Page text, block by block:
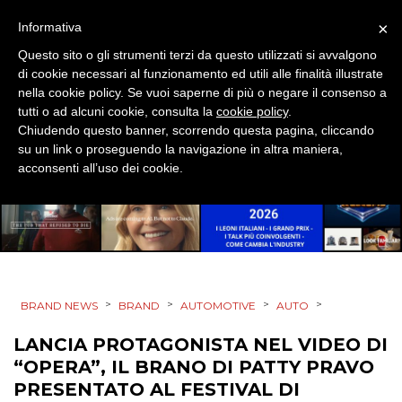
OPINIONI
BRAND NEWS > BRAND > AUTOMOTIVE > AUTO >
LANCIA PROTAGONISTA NEL VIDEO DI
“OPERA”, IL BRANO DI PATTY PRAVO
PRESENTATO AL FESTIVAL DI
×
Informativa
Questo sito o gli strumenti terzi da questo utilizzati si avvalgono
di cookie necessari al funzionamento ed utili alle finalità illustrate
nella cookie policy. Se vuoi saperne di più o negare il consenso a
tutti o ad alcuni cookie, consulta la cookie policy.
Chiudendo questo banner, scorrendo questa pagina, cliccando
su un link o proseguendo la navigazione in altra maniera,
acconsenti all’uso dei cookie.